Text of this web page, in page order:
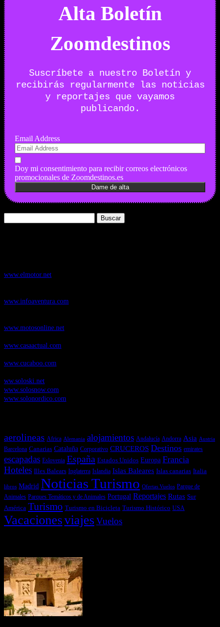
Alta Boletín
Zoomdestinos
Suscríbete a nuestro Boletín y
recibirás regularmente las noticias
y reportajes que vayamos
publicando.
Email Address
Doy mi consentimiento para recibir correos electrónicos
promocionales de Zoomdestinos.es
www.elmotor.net
www.infoaventura.com
www.motosonline.net
www.casaactual.com
www.cucaboo.com
ww.soloski.net
www.solosnow.com
www.solonordico.com
aerolineas Africa Alemania alojamientos Andalucía Andorra Asia Austria
Barcelona Canarias Cataluña Corporativo CRUCEROS Destinos emirates
escapadas Eslovenia España Estados Unidos Europa Francia
Hoteles Illes Balears Inglaterra Islandia Islas Baleares Islas canarias Italia
libros Madrid Noticias Turismo Ofertas Vuelos Parque de
Animales Parques Temáticos y de Animales Portugal Reportajes Rutas Sur
América Turismo Turismo en Bicicleta Turismo Histórico USA
VacacionesviajesVuelos